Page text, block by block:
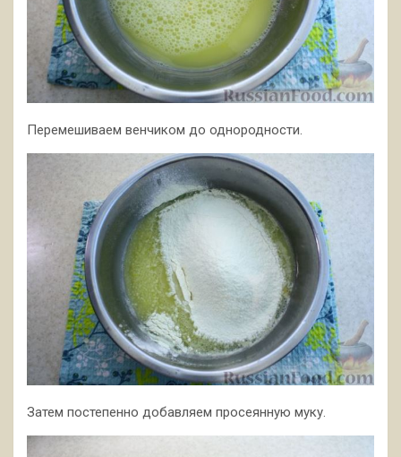
Перемешиваем венчиком до однородности.
Затем постепенно добавляем просеянную муку.